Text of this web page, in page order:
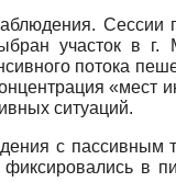
участок в
потока
«мест
ситуаций.
с пассивным
в